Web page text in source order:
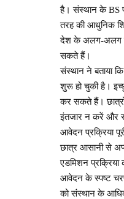
है। संस्थान के BS
तरह की आधुनिक
देश के अलग-अलग
सकते हैं।
संस्थान ने बताया
शुरू हो चुकी है।
कर सकते हैं।
इंतजार न करें और
आवेदन प्रक्रिया
छात्र आसानी से
एडमिशन
आवेदन के स्पष्ट
को संस्थान के